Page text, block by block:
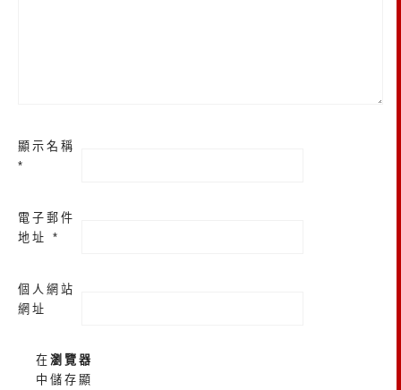
顯示名稱
*
電子郵件
地址 *
個人網站
網址
在 瀏覽器
中儲存顯